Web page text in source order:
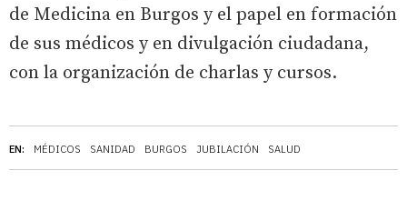
EN: MÉDICOS SANIDAD BURGOS JUBILACIÓN SALUD
de Medicina en Burgos y el papel en formación
de sus médicos y en divulgación ciudadana,
con la organización de charlas y cursos.